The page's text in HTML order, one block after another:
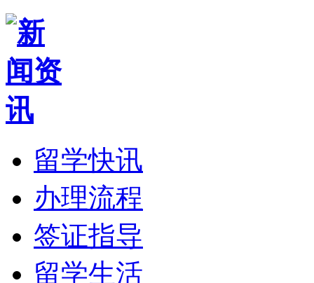
留学快讯
办理流程
签证指导
留学生活